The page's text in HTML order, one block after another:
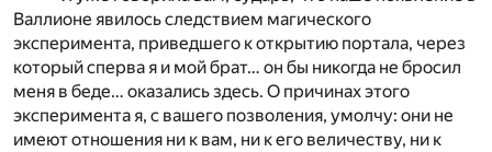
Валлионе явилось следствием магического
эксперимента, приведшего к открытию портала, через
который сперва я и мой брат… он бы никогда не бросил
меня в беде… оказались здесь. О причинах этого
эксперимента я, с вашего позволения, умолчу: они не
имеют отношения ни к вам, ни к его величеству, ни к